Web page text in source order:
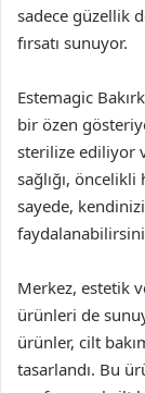
sadece güzellik
fırsatı sunuyor.
Estemagic
bir özen
sterilize ediliyor
sağlığı,
sayede,
Merkez, estetik
ürünleri de
ürünler, cilt
tasarlandı. Bu